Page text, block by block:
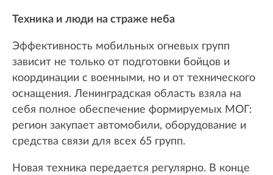
Техника и люди на страже неба
Эффективность мобильных огневых групп
зависит не только от подготовки бойцов и
координации с военными, но и от технического
оснащения. Ленинградская область взяла на
себя полное обеспечение формируемых МОГ:
регион закупает автомобили, оборудование и
средства связи для всех 65 групп.
Новая техника передается регулярно. В конце